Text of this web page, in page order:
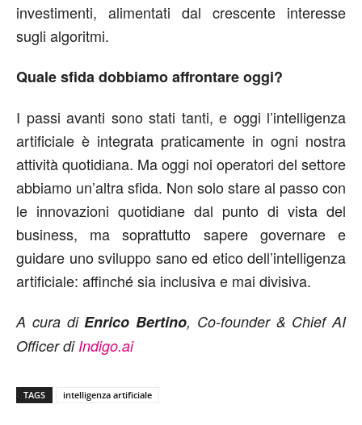
investimenti, alimentati dal crescente interesse
sugli algoritmi.
Quale sfida dobbiamo affrontare oggi?
I passi avanti sono stati tanti, e oggi l’intelligenza
artificiale è integrata praticamente in ogni nostra
attività quotidiana. Ma oggi noi operatori del settore
abbiamo un’altra sfida. Non solo stare al passo con
le innovazioni quotidiane dal punto di vista del
business, ma soprattutto sapere governare e
guidare uno sviluppo sano ed etico dell’intelligenza
artificiale: affinché sia inclusiva e mai divisiva.
A cura di Enrico Bertino, Co-founder & Chief AI
Officer di Indigo.ai
TAGS intelligenza artificiale